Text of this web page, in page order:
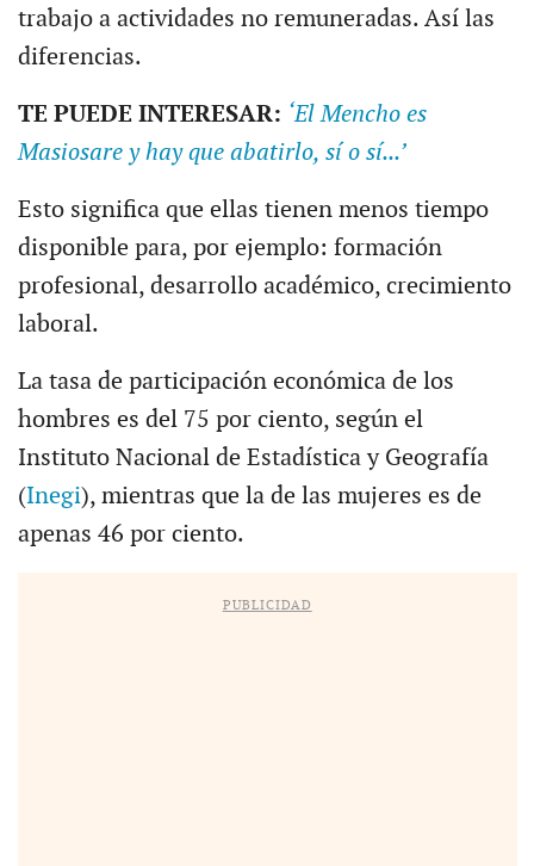
trabajo a actividades no remuneradas. Así las
diferencias.
TE PUEDE INTERESAR: ‘El Mencho es
Masiosare y hay que abatirlo, sí o sí...’
Esto significa que ellas tienen menos tiempo
disponible para, por ejemplo: formación
profesional, desarrollo académico, crecimiento
laboral.
La tasa de participación económica de los
hombres es del 75 por ciento, según el
Instituto Nacional de Estadística y Geografía
(Inegi), mientras que la de las mujeres es de
apenas 46 por ciento.
PUBLICIDAD